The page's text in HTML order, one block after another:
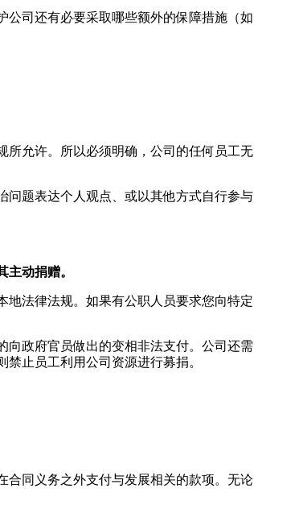
司还有必要采取哪些额外的保障措施（如
允许。所以必须明确，公司的任何员工无
题表达个人观点、或以其他方式自行参与
动捐赠。
法律法规。如果有公职人员要求您向特定
政府官员做出的变相非法支付。公司还需
止员工利用公司资源进行募捐。
同义务之外支付与发展相关的款项。无论